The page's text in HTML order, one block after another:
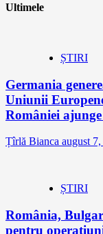
Ultimele
ȘTIRI
Germania
Uniunii
României
Țîrlă Bianca august
ȘTIRI
România,
pentru